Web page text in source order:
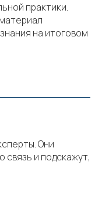
практики.
на итоговом
Они
связь и подскажут,